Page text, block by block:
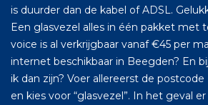
is duurder dan de kabel of ADSL.
Een glasvezel alles in één pakket met
voice is al verkrijgbaar vanaf €45 per
internet beschikbaar in Beegden? En
ik dan zijn? Voer allereerst de
en kies voor “glasvezel”. In het geval